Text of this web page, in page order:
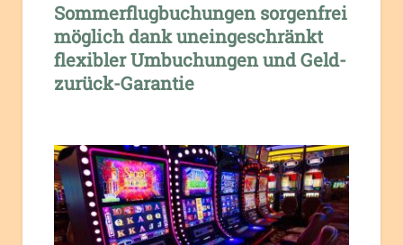
Sommerflugbuchungen sorgenfrei
möglich dank uneingeschränkt
flexibler Umbuchungen und Geld-
zurück-Garantie